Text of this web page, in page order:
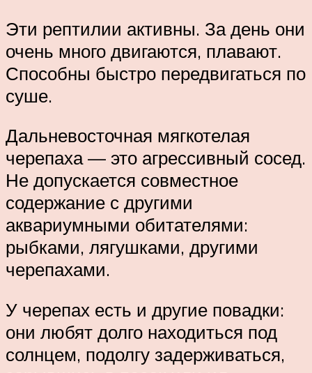
Эти рептилии активны. За день они
очень много двигаются, плавают.
Способны быстро передвигаться по
суше.
Дальневосточная мягкотелая
черепаха — это агрессивный сосед.
Не допускается совместное
содержание с другими
аквариумными обитателями:
рыбками, лягушками, другими
черепахами.
У черепах есть и другие повадки:
они любят долго находиться под
солнцем, подолгу задерживаться,